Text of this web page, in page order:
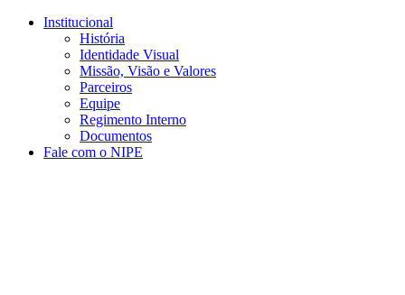
Conteúdo principal
Institucional
História
Identidade Visual
Missão, Visão e Valores
Parceiros
Equipe
Regimento Interno
Documentos
Fale com o NIPE